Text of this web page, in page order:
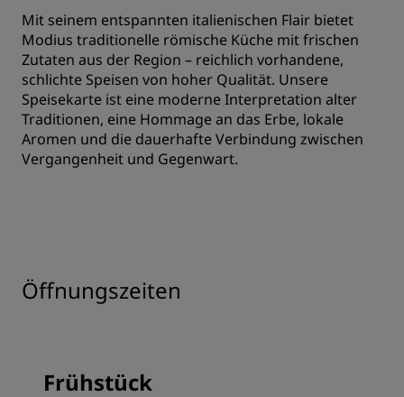
Mit seinem entspannten italienischen Flair bietet
Modius traditionelle römische Küche mit frischen
Zutaten aus der Region – reichlich vorhandene,
schlichte Speisen von hoher Qualität. Unsere
Speisekarte ist eine moderne Interpretation alter
Traditionen, eine Hommage an das Erbe, lokale
Aromen und die dauerhafte Verbindung zwischen
Vergangenheit und Gegenwart.
Öffnungszeiten
Frühstück